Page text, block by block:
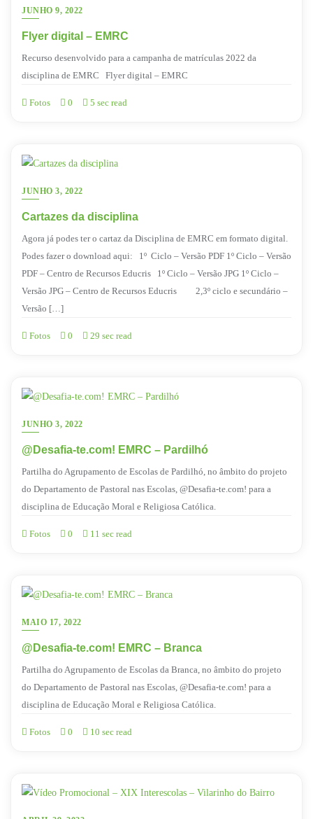
JUNHO 9, 2022
Flyer digital – EMRC
Recurso desenvolvido para a campanha de matrículas 2022 da
disciplina de EMRC Flyer digital – EMRC
Fotos 0 5 sec read
JUNHO 3, 2022
Cartazes da disciplina
Agora já podes ter o cartaz da Disciplina de EMRC em formato digital.
Podes fazer o download aqui: 1º Ciclo – Versão PDF 1º Ciclo – Versão
PDF – Centro de Recursos Educris 1º Ciclo – Versão JPG 1º Ciclo –
Versão JPG – Centro de Recursos Educris 2,3º ciclo e secundário –
Versão […]
Fotos 0 29 sec read
JUNHO 3, 2022
@Desafia-te.com! EMRC – Pardilhó
Partilha do Agrupamento de Escolas de Pardilhó, no âmbito do projeto
do Departamento de Pastoral nas Escolas, @Desafia-te.com! para a
disciplina de Educação Moral e Religiosa Católica.
Fotos 0 11 sec read
MAIO 17, 2022
@Desafia-te.com! EMRC – Branca
Partilha do Agrupamento de Escolas da Branca, no âmbito do projeto
do Departamento de Pastoral nas Escolas, @Desafia-te.com! para a
disciplina de Educação Moral e Religiosa Católica.
Fotos 0 10 sec read